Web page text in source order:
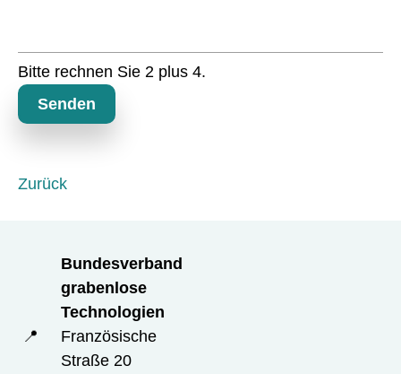
h
f
d
Bitte rechnen Sie 2 plus 4.
Senden
Zurück
📍
Bundesverband
grabenlose
Technologien
Französische
Straße 20